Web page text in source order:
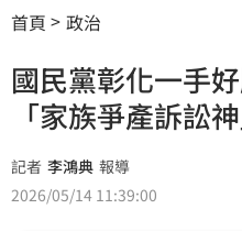
首頁 政治
國民黨彰化一手
「家族爭產訴訟
記者 李鴻典 報導
2026/05/14 11:39:00